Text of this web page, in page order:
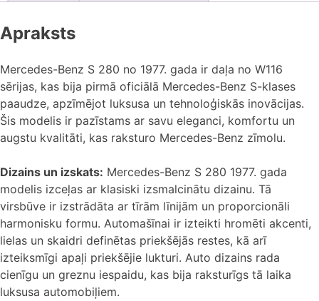
Apraksts
Mercedes-Benz S 280 no 1977. gada ir daļa no W116
sērijas, kas bija pirmā oficiālā Mercedes-Benz S-klases
paaudze, apzīmējot luksusa un tehnoloģiskās inovācijas.
Šis modelis ir pazīstams ar savu eleganci, komfortu un
augstu kvalitāti, kas raksturo Mercedes-Benz zīmolu.
Dizains un izskats: Mercedes-Benz S 280 1977. gada
modelis izceļas ar klasiski izsmalcinātu dizainu. Tā
virsbūve ir izstrādāta ar tīrām līnijām un proporcionāli
harmonisku formu. Automašīnai ir izteikti hromēti akcenti,
lielas un skaidri definētas priekšējās restes, kā arī
izteiksmīgi apaļi priekšējie lukturi. Auto dizains rada
cienīgu un greznu iespaidu, kas bija raksturīgs tā laika
luksusa automobiļiem.